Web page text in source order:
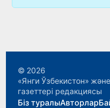
© 2026
«Янги Ўзбекистон»
газеттері редакциясы
Біз туралыАвторлар